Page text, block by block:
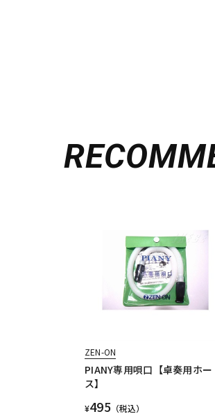
ZEN-ON
PIANY専用唄口【卓奏用ホー
ス】
¥495 （税込）